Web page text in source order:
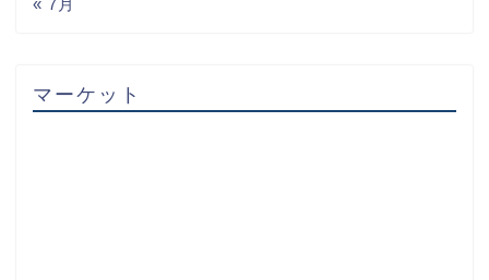
« 7月
マーケット